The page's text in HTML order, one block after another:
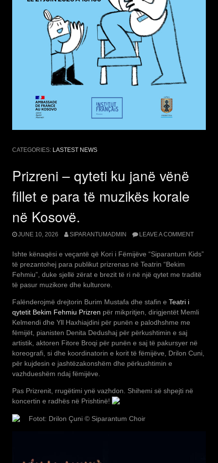
CATEGORIES: LASTEST NEWS
Prizreni – qyteti ku janë vënë
fillet e para të muzikës korale
në Kosovë.
JUNE 10, 2026 SIPARANTUMADMIN LEAVE A COMMENT
Ishte kënaqësi e veçantë që Kori i Fëmijëve “Siparantum Kids”
të prezantohej para publikut prizrenas në Teatrin “Bekim
Fehmiu”, duke sjellë zërat e brezit të ri në një qytet me traditë
të pasur muzikore dhe kulturore.
Falënderojmë drejtorin Burim Mustafa dhe stafin e Teatri i
qytetit Bekim Fehmiu Prizren për mikpritjen, dirigjentët Memli
Kelmendi dhe Yll Haxhiajdini për punën e palodhshme me
fëmijët, pianisten Denita Dedushaj për përkushtimin e saj
artistik, aktoren Fitore Broqi për punën e saj të pakursyer në
koreografi, si dhe koordinatorin e korit të fëmijëve, Drilon Cuni,
për kujdesin e jashtëzakonshëm dhe përkushtimin e
vazhdueshëm ndaj fëmijëve.
Pas Prizrenit, rrugëtimi ynë vazhdon. Shihemi së shpejti në
koncertin e radhës në Prishtinë!
Fotot: Drilon Çuni © Siparantum Choir